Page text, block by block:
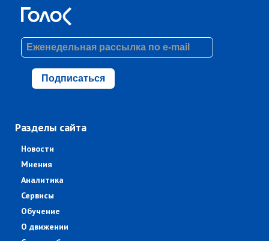
Подписаться
Разделы сайта
Новости
Мнения
Аналитика
Сервисы
Обучение
О движении